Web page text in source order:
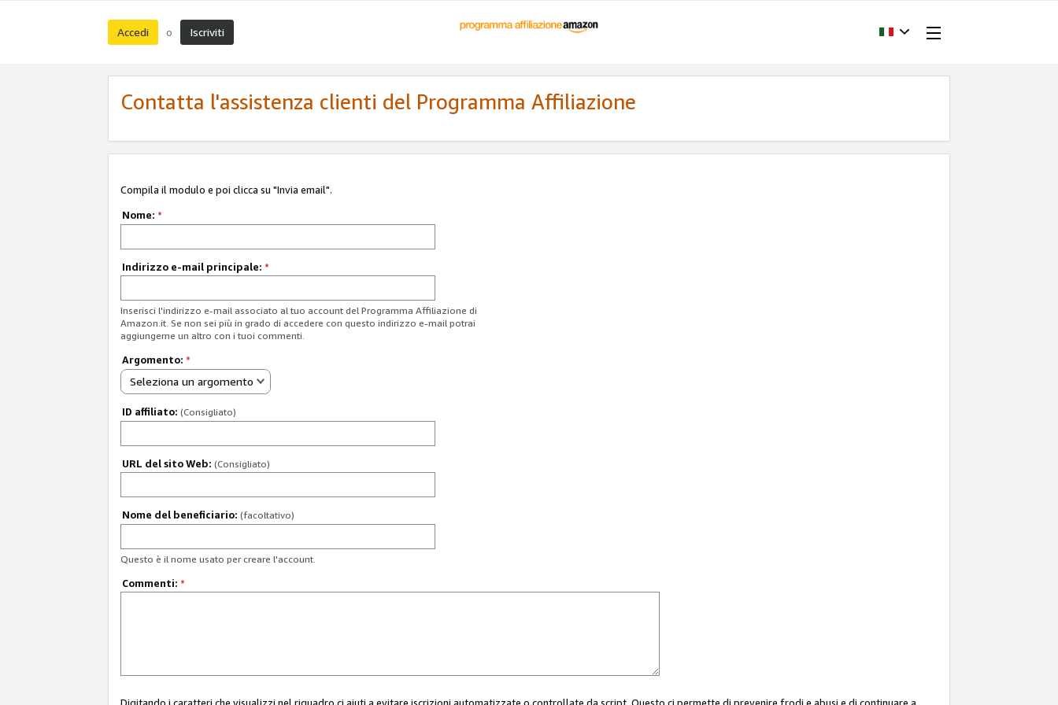
Accedi o Iscriviti
Contatta l'assistenza clienti del Programma Affiliazione
Compila il modulo e poi clicca su "Invia email".
Nome: *
Indirizzo e-mail principale: *
Inserisci l'indirizzo e-mail associato al tuo account del Programma Affiliazione di
Amazon.it. Se non sei più in grado di accedere con questo indirizzo e-mail potrai
aggiungerne un altro con i tuoi commenti.
Argomento: *
Seleziona un argomento
ID affiliato: (Consigliato)
URL del sito Web: (Consigliato)
Nome del beneficiario: (facoltativo)
Questo è il nome usato per creare l'account.
Commenti: *